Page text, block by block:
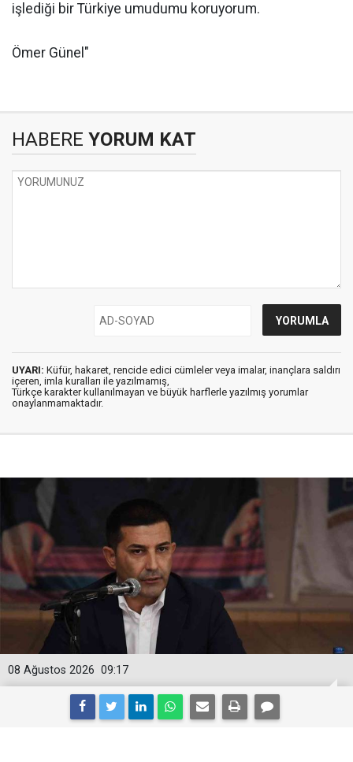
işlediği bir Türkiye umudumu koruyorum.
Ömer Günel"
HABERE YORUM KAT
UYARI: Küfür, hakaret, rencide edici cümleler veya imalar, inançlara saldırı
içeren, imla kuralları ile yazılmamış,
Türkçe karakter kullanılmayan ve büyük harflerle yazılmış yorumlar
onaylanmamaktadır.
09:17
08 Ağustos 2026